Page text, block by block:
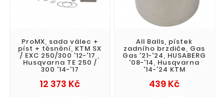
ProMX, sada válec +
píst + těsnění, KTM SX
/ EXC 250/300 '12-'17 ,
Husqvarna TE 250 /
300 '14-'17
12 373 KčCena
All Balls, pístek
zadního brzdiče, Gas
Gas '21-'24, HUSABERG
'08-'14, Husqvarna
'14-'24 KTM
439 KčCena